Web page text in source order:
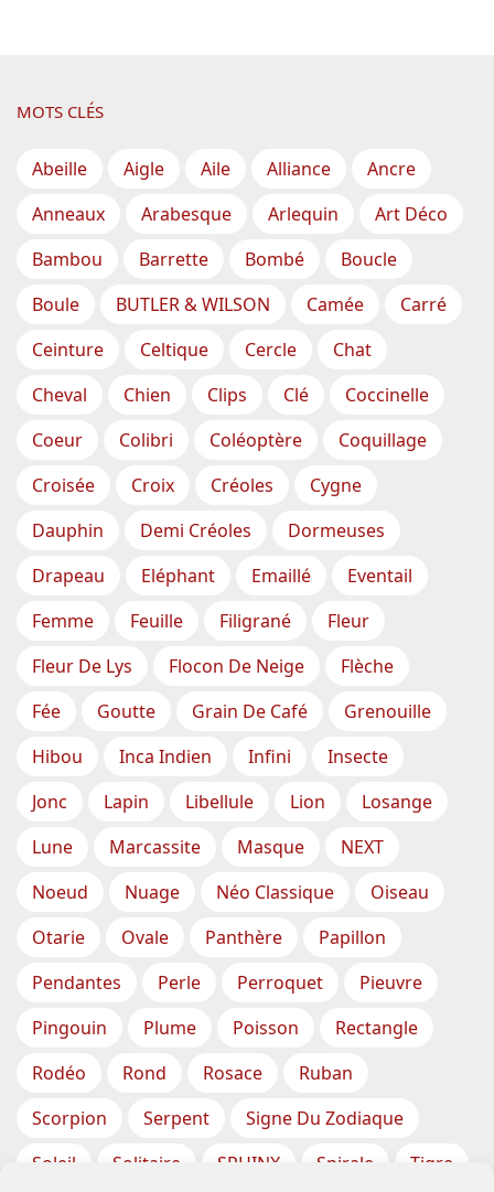
MOTS CLÉS
Abeille Aigle Aile Alliance
Ancre
Anneaux
Arabesque Arlequin
Art Déco
Bambou
Barrette Bombé
Boucle
Boule
BUTLER & WILSON Camée
Carré
Ceinture
Celtique Cercle
Chat
Cheval
Chien Clips Clé
Coccinelle
Coeur
Colibri Coléoptère
Coquillage
Croisée
Croix Créoles
Cygne
Dauphin
Demi Créoles
Dormeuses
Drapeau
Eléphant Emaillé
Eventail
Femme
Feuille Filigrané
Fleur
Fleur De Lys
Flocon De Neige
Flèche
Fée
Goutte Grain De Café
Grenouille
Hibou
Inca Indien Infini
Insecte
Jonc
Lapin Libellule Lion
Losange
Lune
Marcassite Masque
NEXT
Noeud
Nuage Néo Classique
Oiseau
Otarie
Ovale Panthère
Papillon
Pendantes
Perle Perroquet
Pieuvre
Pingouin
Plume Poisson
Rectangle
Rodéo
Rond Rosace
Ruban
Scorpion
Serpent
Signe Du Zodiaque
Soleil
Solitaire SPHINX Spirale Tigre